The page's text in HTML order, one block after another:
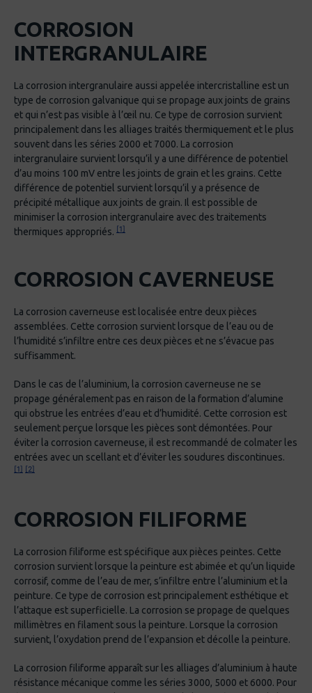
CORROSION
INTERGRANULAIRE
La corrosion intergranulaire aussi appelée intercristalline est un
type de corrosion galvanique qui se propage aux joints de grains
et qui n’est pas visible à l’œil nu. Ce type de corrosion survient
principalement dans les alliages traités thermiquement et le plus
souvent dans les séries 2000 et 7000. La corrosion
intergranulaire survient lorsqu’il y a une différence de potentiel
d’au moins 100 mV entre les joints de grain et les grains. Cette
différence de potentiel survient lorsqu’il y a présence de
précipité métallique aux joints de grain. Il est possible de
minimiser la corrosion intergranulaire avec des traitements
thermiques appropriés.
[1]
CORROSION CAVERNEUSE
La corrosion caverneuse est localisée entre deux pièces
assemblées. Cette corrosion survient lorsque de l’eau ou de
l’humidité s’infiltre entre ces deux pièces et ne s’évacue pas
suffisamment.
Dans le cas de l’aluminium, la corrosion caverneuse ne se
propage généralement pas en raison de la formation d’alumine
qui obstrue les entrées d’eau et d’humidité. Cette corrosion est
seulement perçue lorsque les pièces sont démontées. Pour
éviter la corrosion caverneuse, il est recommandé de colmater les
entrées avec un scellant et d’éviter les soudures discontinues.
[1] [2]
CORROSION FILIFORME
La corrosion filiforme est spécifique aux pièces peintes. Cette
corrosion survient lorsque la peinture est abimée et qu’un liquide
corrosif, comme de l’eau de mer, s’infiltre entre l’aluminium et la
peinture. Ce type de corrosion est principalement esthétique et
l’attaque est superficielle. La corrosion se propage de quelques
millimètres en filament sous la peinture. Lorsque la corrosion
survient, l’oxydation prend de l’expansion et décolle la peinture.
La corrosion filiforme apparaît sur les alliages d’aluminium à haute
résistance mécanique comme les séries 3000, 5000 et 6000. Pour